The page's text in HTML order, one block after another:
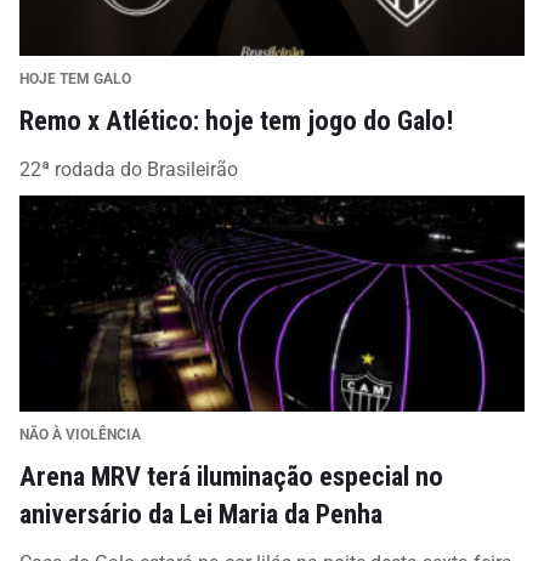
HOJE TEM GALO
Remo x Atlético: hoje tem jogo do Galo!
22ª rodada do Brasileirão
NÃO À VIOLÊNCIA
Arena MRV terá iluminação especial no
aniversário da Lei Maria da Penha